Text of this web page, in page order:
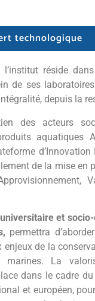
technologique
l’institut réside
de ses
depuis la
des acteurs
aquatiques
de la mise en
et
permettra
de la
marines. La
dans le cadre
et européen,